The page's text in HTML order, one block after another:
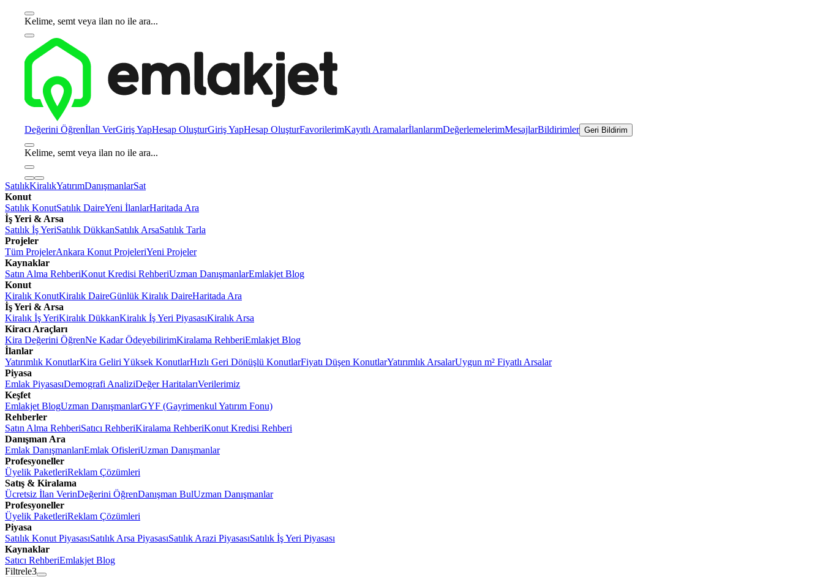
Kelime, semt veya ilan no ile ara...
Değerini Öğrenİlan VerGiriş YapHesap OluşturGiriş YapHesap OluşturFavorilerimKayıtlı AramalarİlanlarımDeğerlemelerimMesajlarBildirimler Geri Bildirim
Kelime, semt veya ilan no ile ara...
SatılıkKiralıkYatırımDanışmanlarSat
Konut
Satılık KonutSatılık DaireYeni İlanlarHaritada Ara
İş Yeri & Arsa
Satılık İş YeriSatılık DükkanSatılık ArsaSatılık Tarla
Projeler
Tüm ProjelerAnkara Konut ProjeleriYeni Projeler
Kaynaklar
Satın Alma RehberiKonut Kredisi RehberiUzman DanışmanlarEmlakjet Blog
Konut
Kiralık KonutKiralık DaireGünlük Kiralık DaireHaritada Ara
İş Yeri & Arsa
Kiralık İş YeriKiralık DükkanKiralık İş Yeri PiyasasıKiralık Arsa
Kiracı Araçları
Kira Değerini ÖğrenNe Kadar ÖdeyebilirimKiralama RehberiEmlakjet Blog
İlanlar
Yatırımlık KonutlarKira Geliri Yüksek KonutlarHızlı Geri Dönüşlü KonutlarFiyatı Düşen KonutlarYatırımlık ArsalarUygun m² Fiyatlı Arsalar
Piyasa
Emlak PiyasasıDemografi AnaliziDeğer HaritalarıVerilerimiz
Keşfet
Emlakjet BlogUzman DanışmanlarGYF (Gayrimenkul Yatırım Fonu)
Rehberler
Satın Alma RehberiSatıcı RehberiKiralama RehberiKonut Kredisi Rehberi
Danışman Ara
Emlak DanışmanlarıEmlak OfisleriUzman Danışmanlar
Profesyoneller
Üyelik PaketleriReklam Çözümleri
Satış & Kiralama
Ücretsiz İlan VerinDeğerini ÖğrenDanışman BulUzman Danışmanlar
Profesyoneller
Üyelik PaketleriReklam Çözümleri
Piyasa
Satılık Konut PiyasasıSatılık Arsa PiyasasıSatılık Arazi PiyasasıSatılık İş Yeri Piyasası
Kaynaklar
Satıcı RehberiEmlakjet Blog
Filtrele3